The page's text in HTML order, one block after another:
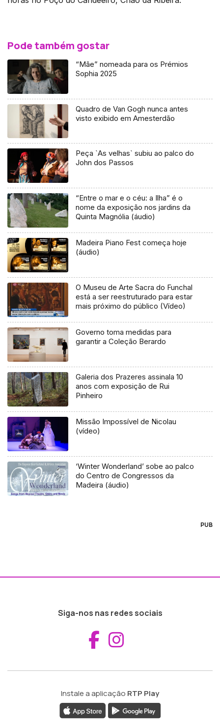
Pode também gostar
“Mãe” nomeada para os Prémios
Sophia 2025
Quadro de Van Gogh nunca antes
visto exibido em Amesterdão
Peça `As velhas` subiu ao palco do
John dos Passos
“Entre o mar e o céu: a Ilha” é o
nome da exposição nos jardins da
Quinta Magnólia (áudio)
Madeira Piano Fest começa hoje
(áudio)
O Museu de Arte Sacra do Funchal
está a ser reestruturado para estar
mais próximo do público (Vídeo)
Governo toma medidas para
garantir a Coleção Berardo
Galeria dos Prazeres assinala 10
anos com exposição de Rui
Pinheiro
Missão Impossível de Nicolau
(vídeo)
‘Winter Wonderland’ sobe ao palco
do Centro de Congressos da
Madeira (áudio)
PUB
Siga-nos nas redes sociais
Aceder ao
Instale a aplicação RTP Play